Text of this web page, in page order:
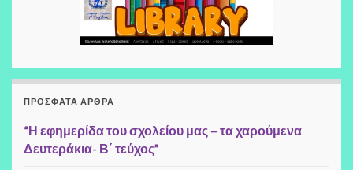
ΠΡΌΣΦΑΤΑ ΆΡΘΡΑ
“Η εφημερίδα του σχολείου μας – τα χαρούμενα
Δευτεράκια- Β΄ τεύχος”